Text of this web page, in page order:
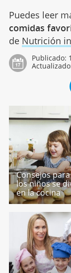
Puedes leer
comidas
de Nutrición
Publicado:
Consejos
los niños se
en la cocina